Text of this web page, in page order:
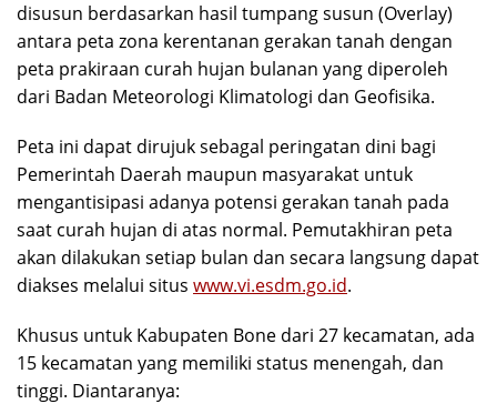
disusun berdasarkan hasil tumpang susun (Overlay)
antara peta zona kerentanan gerakan tanah dengan
peta prakiraan curah hujan bulanan yang diperoleh
dari Badan Meteorologi Klimatologi dan Geofisika.
Peta ini dapat dirujuk sebagal peringatan dini bagi
Pemerintah Daerah maupun masyarakat untuk
mengantisipasi adanya potensi gerakan tanah pada
saat curah hujan di atas normal. Pemutakhiran peta
akan dilakukan setiap bulan dan secara langsung dapat
diakses melalui situs www.vi.esdm.go.id.
Khusus untuk Kabupaten Bone dari 27 kecamatan, ada
15 kecamatan yang memiliki status menengah, dan
tinggi. Diantaranya: